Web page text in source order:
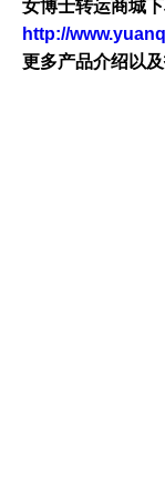
女博士转运商城
http://
更多产品介绍以